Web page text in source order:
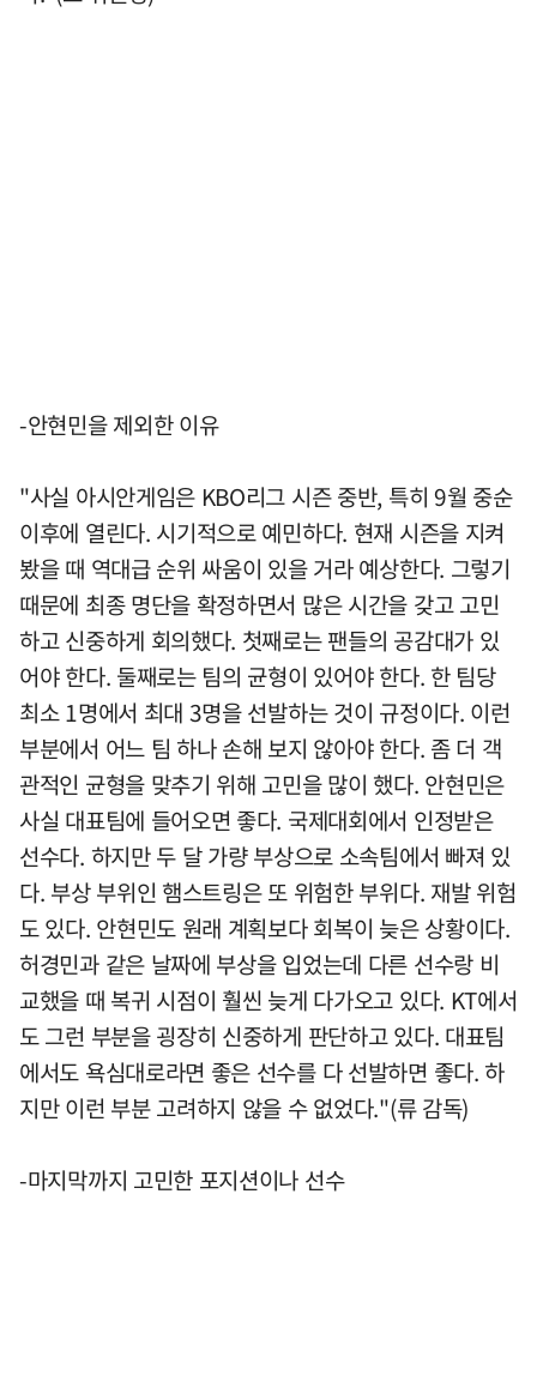
-안현민을 제외한 이유
"사실 아시안게임은 KBO리그 시즌 중반, 특히 9월 중순
이후에 열린다. 시기적으로 예민하다. 현재 시즌을 지켜
봤을 때 역대급 순위 싸움이 있을 거라 예상한다. 그렇기
때문에 최종 명단을 확정하면서 많은 시간을 갖고 고민
하고 신중하게 회의했다. 첫째로는 팬들의 공감대가 있
어야 한다. 둘째로는 팀의 균형이 있어야 한다. 한 팀당
최소 1명에서 최대 3명을 선발하는 것이 규정이다. 이런
부분에서 어느 팀 하나 손해 보지 않아야 한다. 좀 더 객
관적인 균형을 맞추기 위해 고민을 많이 했다. 안현민은
사실 대표팀에 들어오면 좋다. 국제대회에서 인정받은
선수다. 하지만 두 달 가량 부상으로 소속팀에서 빠져 있
다. 부상 부위인 햄스트링은 또 위험한 부위다. 재발 위험
도 있다. 안현민도 원래 계획보다 회복이 늦은 상황이다.
허경민과 같은 날짜에 부상을 입었는데 다른 선수랑 비
교했을 때 복귀 시점이 훨씬 늦게 다가오고 있다. KT에서
도 그런 부분을 굉장히 신중하게 판단하고 있다. 대표팀
에서도 욕심대로라면 좋은 선수를 다 선발하면 좋다. 하
지만 이런 부분 고려하지 않을 수 없었다."(류 감독)
-마지막까지 고민한 포지션이나 선수